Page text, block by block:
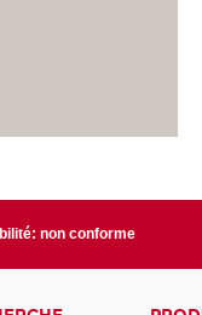
non conforme